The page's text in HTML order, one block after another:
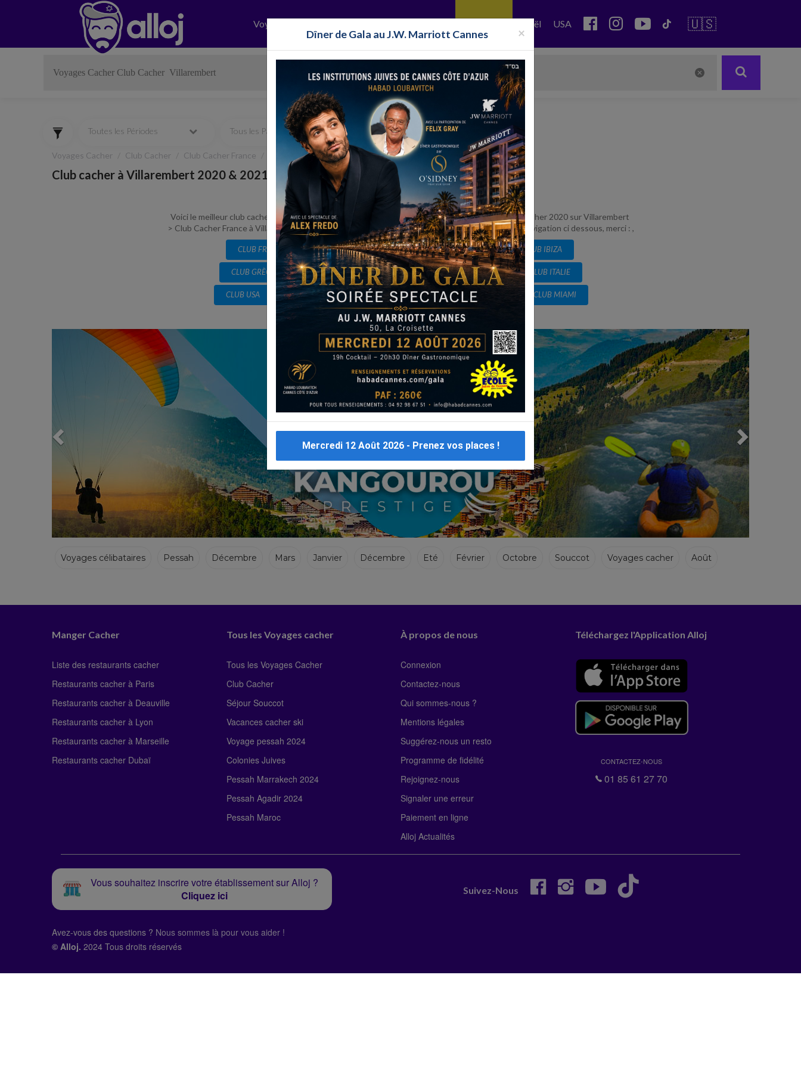
Voyages Israël USA 🇺🇸
Toutes les Périodes Tous les Pays Toutes les surveillances
Voyages Cacher Club Cacher Club Cacher France Club Cacher Villarembert
Club cacher à Villarembert 2020 & 2021 en France
Clubs cachers à Villarembert en France
Voici le meilleur club cacher à destination de Villarembert, suivez l'actualité en direct des Clubs casher 2020 sur Villarembert
> Club Cacher France à Villarembert , partez en Clubs Cacher organisés à Villarembert,utilisez la navigation ci dessous, merci : ,
CLUB FRANCE CLUB ISRAEL CLUB EILAT CLUB ESPAGNE CLUB IBIZA
CLUB GRÈCE CLUB CRÈTE CLUB MAROC CLUB MARRAKECH CLUB ITALIE
CLUB USA CLUB PORTUGAL CLUB MARBELLA CLUB MYKONOS CLUB MIAMI
Consulter tous lesvoyages cacher France
Previous Next
Voyages célibataires Pessah Décembre Mars Janvier Décembre Eté Février Octobre Souccot Voyages cacher Août
Manger Cacher
Liste des restaurants cacher
Restaurants cacher à Paris
Restaurants cacher à Deauville
Restaurants cacher à Lyon
Restaurants cacher à Marseille
Restaurants cacher Dubaï
Tous les Voyages cacher
Tous les Voyages Cacher
Club Cacher
Séjour Souccot
Vacances cacher ski
Voyage pessah 2024
Colonies Juives
Pessah Marrakech 2024
Pessah Agadir 2024
Pessah Maroc
À propos de nous
Connexion
Contactez-nous
Qui sommes-nous ?
Mentions légales
Suggérez-nous un resto
Programme de fidélité
Rejoignez-nous
Signaler une erreur
Paiement en ligne
Alloj Actualités
Téléchargez l'Application Alloj
CONTACTEZ-NOUS
01 85 61 27 70
Vous souhaitez inscrire votre établissement sur Alloj ?
Cliquez ici
Suivez-Nous
Avez-vous des questions ? Nous sommes là pour vous aider !
© Alloj. 2024 Tous droits réservés
×
Dîner de Gala au J.W. Marriott Cannes
Mercredi 12 Août 2026 - Prenez vos places !